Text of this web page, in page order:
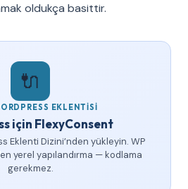
oldukça basittir.
🔌
EKLENTISI
için FlexyConsent
Eklenti Dizini’nden yükleyin. WP
yerel yapılandırma — kodlama
gerekmez.